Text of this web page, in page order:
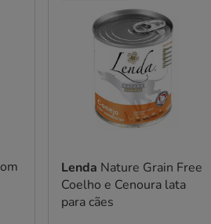
Lenda Nature Grain Free
Coelho e Cenoura lata
para cães